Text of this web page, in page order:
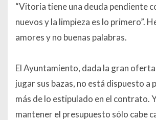
“Vitoria tiene una deuda pendiente
nuevos y la limpieza es lo primero”.
amores y no buenas palabras.
El Ayuntamiento, dada la gran
jugar sus bazas, no está dispuesto a
más de lo estipulado en el contrato.
mantener el presupuesto sólo cabe